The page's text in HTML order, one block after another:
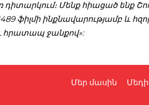
դիտարկում։ Մենք հիացած ենք
ֆիլմի ինքնավարությամբ և
հրատապ ջանքով»:
Մեր մասին